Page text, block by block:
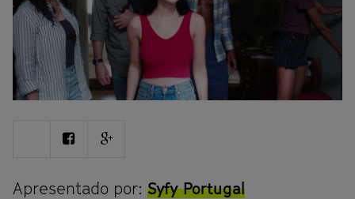
ShareShare Share
plus
Apresentado por: Syfy Portugal